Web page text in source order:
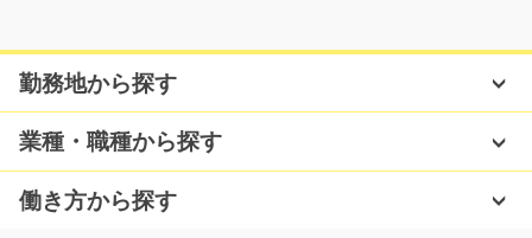
品の洗浄作業♪扶養…
長期（3ヶ月以上）
時給1100円～
兵庫県尼崎市
勤務地から探す
業種・職種から探す
働き方から探す